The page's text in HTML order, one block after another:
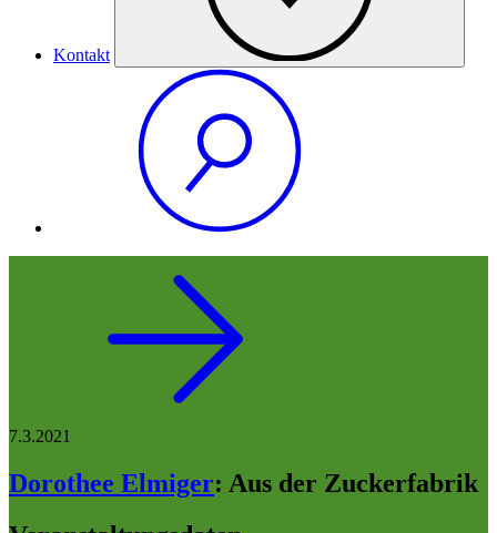
Kontakt
7.3.2021
Dorothee Elmiger: Aus der Zuckerfabrik